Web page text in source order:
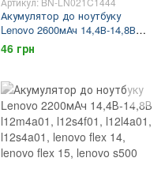
Акумулятор до ноутбуку
Lenovo 2600мАч 14,4В-14,8В
43r9257, 43r9256, 42t4658,
42t4657, 42t4565, 42t4564,
X201t, Lenovo X200t, Lenovo
X201t
46 грн